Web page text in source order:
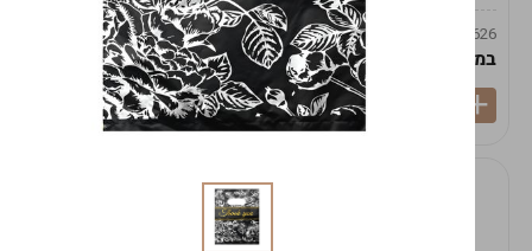
9009492379626
במארז
9009492379626
במארז6